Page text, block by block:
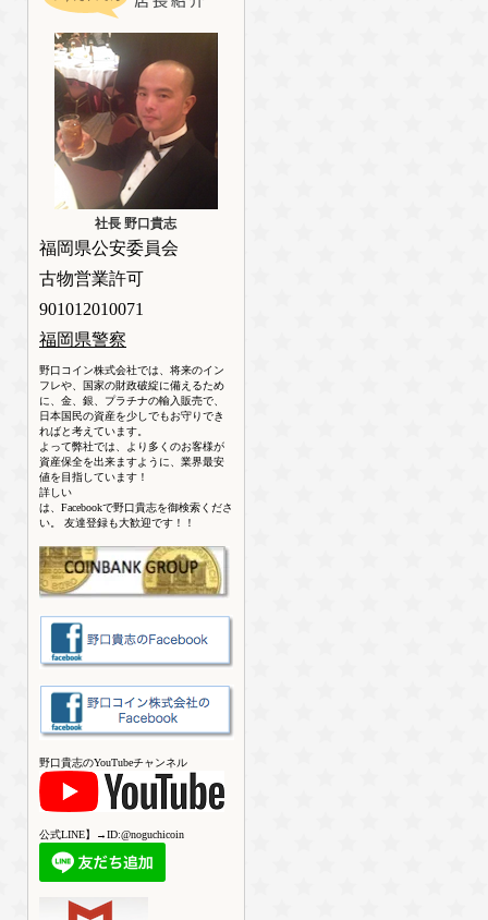
社長 野口貴志
福岡県公安委員会
古物営業許可
901012010071
福岡県警察
野口コイン株式会社では、将来のイン
フレや、国家の財政破綻に備えるため
に、金、銀、プラチナの輸入販売で、
日本国民の資産を少しでもお守りでき
ればと考えています。
よって弊社では、より多くのお客様が
資産保全を出来ますように、業界最安
値を目指しています！
詳しい
は、Facebookで野口貴志を御検索くださ
い。 友達登録も大歓迎です！！
野口貴志のYouTubeチャンネル
公式LINE】→ID:@noguchicoin